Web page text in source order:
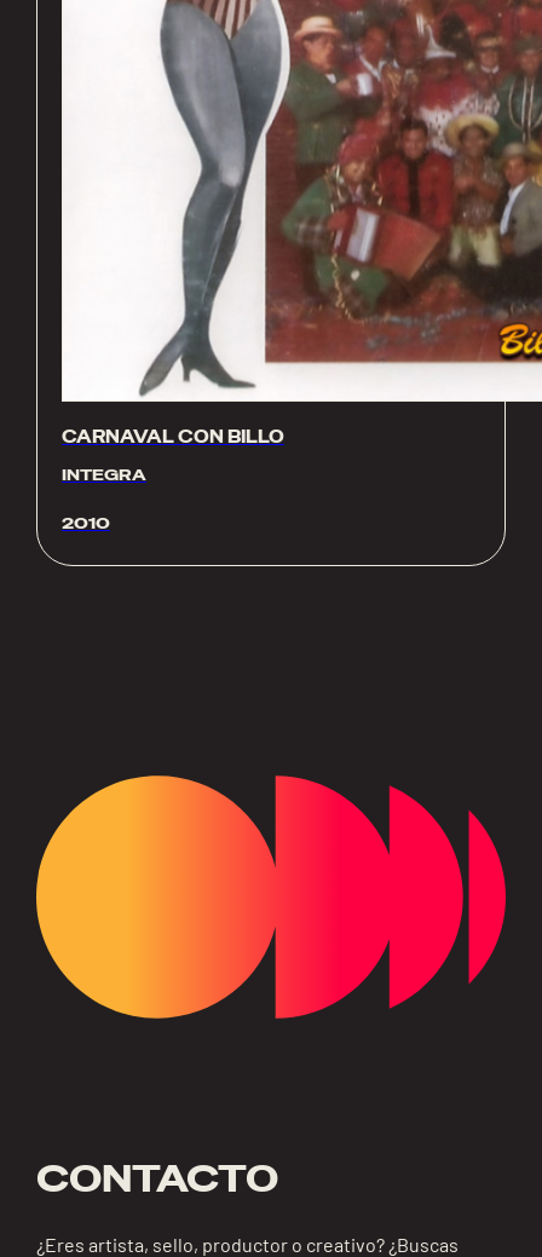
CARNAVAL CON BILLO
INTEGRA
2010
CONTACTO
¿Eres artista, sello, productor o creativo? ¿Buscas